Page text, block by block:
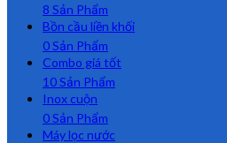
8 Sản Phẩm
Bồn cầu liền khối
0 Sản Phẩm
Combo giá tốt
10 Sản Phẩm
Inox cuộn
0 Sản Phẩm
Máy lọc nước